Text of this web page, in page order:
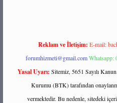
Reklam ve İletişim: E-mail:
forumhizmeti@gmail.comWhatsapp:
Yasal Uyarı: Sitemiz, 5651 Sayılı
Kurumu (BTK) tarafından
vermektedir. Bu nedenle, sitedeki